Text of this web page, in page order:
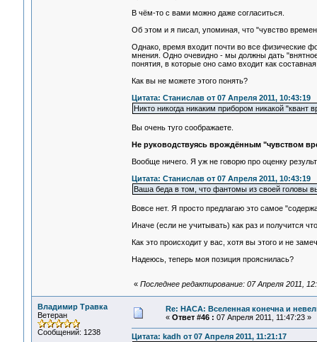
В чём-то с вами можно даже согласиться.
Об этом и я писал, упоминая, что "чувство
Однако, время входит почти во все физические
мнения. Одно очевидно - мы должны дать
понятия, в которые оно само входит как
Как вы не можете этого понять?
Цитата: Станислав от 07 Апреля 2011, 10:43:19
Никто никогда никаким прибором никакой "квант
Вы очень туго соображаете.
Не руководствуясь врождённым "чувством
Вообще ничего. Я уж не говорю про оценку
Цитата: Станислав от 07 Апреля 2011, 10:43:19
Ваша беда в том, что фантомы из своей головы
Вовсе нет. Я просто предлагаю это самое
Иначе (если не учитывать) как раз и получится
Как это происходит у вас, хотя вы этого и не
Надеюсь, теперь моя позиция прояснилась?
« Последнее редактирование: 07 Апреля 2011,
Владимир Травка
Ветеран
Сообщений: 1238
Re: НАСА: Вселенная конечна и
« Ответ #46 : 07 Апреля 2011, 11:47:23 »
Цитата: kadh от 07 Апреля 2011, 11:21:17